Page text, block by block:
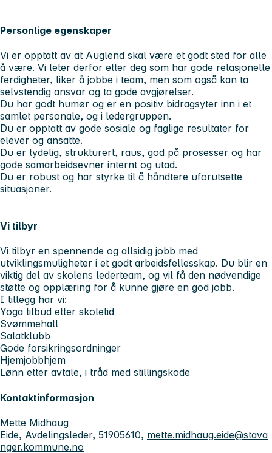
Personlige egenskaper
Vi er opptatt av at Auglend skal være et godt sted for alle
å være. Vi leter derfor etter deg som har gode relasjonelle
ferdigheter, liker å jobbe i team, men som også kan ta
selvstendig ansvar og ta gode avgjørelser.
Du har godt humør og er en positiv bidragsyter inn i et
samlet personale, og i ledergruppen.
Du er opptatt av gode sosiale og faglige resultater for
elever og ansatte.
Du er tydelig, strukturert, raus, god på prosesser og har
gode samarbeidsevner internt og utad.
Du er robust og har styrke til å håndtere uforutsette
situasjoner.
Vi tilbyr
Vi tilbyr en spennende og allsidig jobb med
utviklingsmuligheter i et godt arbeidsfellesskap. Du blir en
viktig del av skolens lederteam, og vil få den nødvendige
støtte og opplæring for å kunne gjøre en god jobb.
I tillegg har vi:
Yoga tilbud etter skoletid
Svømmehall
Salatklubb
Gode forsikringsordninger
Hjemjobbhjem
Lønn etter avtale, i tråd med stillingskode
Kontaktinformasjon
Mette Midhaug
Eide, Avdelingsleder, 51905610, mette.midhaug.eide@stava
nger.kommune.no